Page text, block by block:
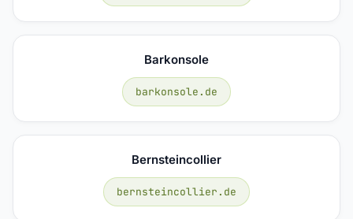
Barkonsole
barkonsole.de
Bernsteincollier
bernsteincollier.de